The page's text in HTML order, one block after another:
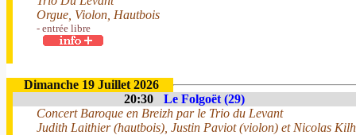
Orgue, Violon, Hautbois
- entrée libre
Dimanche 19 Juillet 2026
20:30
Le Folgoët (29)
Concert Baroque en Breizh par le Trio du Levant
Judith Laithier (hautbois), Justin Paviot (violon) et Nicolas